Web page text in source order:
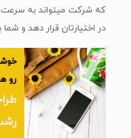
که شرکت میتواند به سرعت
در اختیارتان قرار دهد و
رو